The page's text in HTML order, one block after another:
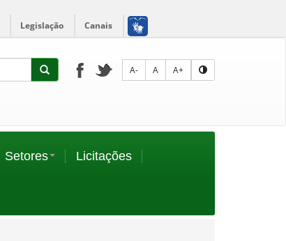
Legislação Canais
A- A A+
Setores Licitações